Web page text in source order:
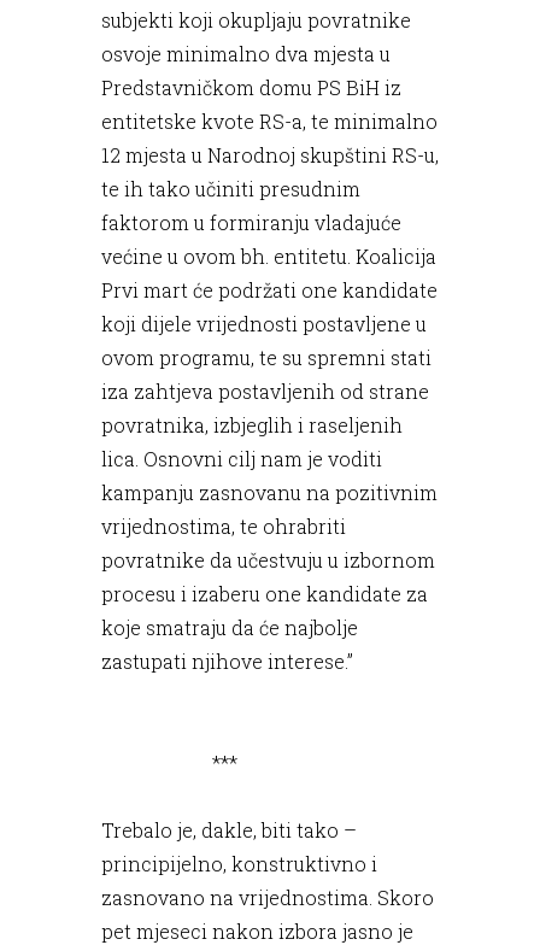
subjekti koji okupljaju povratnike
osvoje minimalno dva mjesta u
Predstavničkom domu PS BiH iz
entitetske kvote RS-a, te minimalno
12 mjesta u Narodnoj skupštini RS-u,
te ih tako učiniti presudnim
faktorom u formiranju vladajuće
većine u ovom bh. entitetu. Koalicija
Prvi mart će podržati one kandidate
koji dijele vrijednosti postavljene u
ovom programu, te su spremni stati
iza zahtjeva postavljenih od strane
povratnika, izbjeglih i raseljenih
lica. Osnovni cilj nam je voditi
kampanju zasnovanu na pozitivnim
vrijednostima, te ohrabriti
povratnike da učestvuju u izbornom
procesu i izaberu one kandidate za
koje smatraju da će najbolje
zastupati njihove interese.”
***
Trebalo je, dakle, biti tako –
principijelno, konstruktivno i
zasnovano na vrijednostima. Skoro
pet mjeseci nakon izbora jasno je